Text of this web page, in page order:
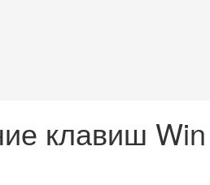
клавиш Win